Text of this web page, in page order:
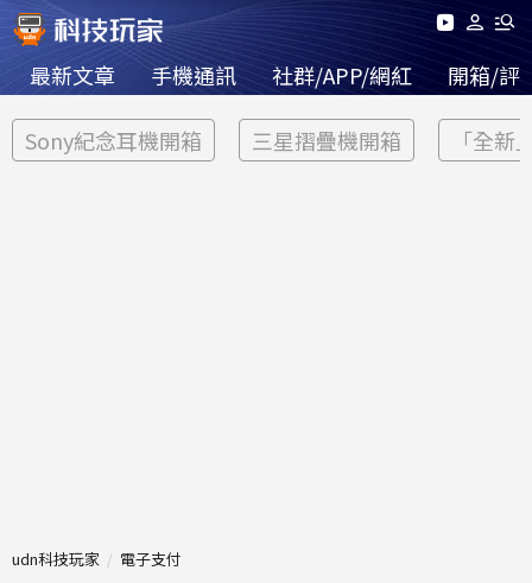
最新文章 手機通訊 社群/APP/網紅 開箱/評
Sony紀念耳機開箱 三星摺疊機開箱 「全新
udn科技玩家 電子支付